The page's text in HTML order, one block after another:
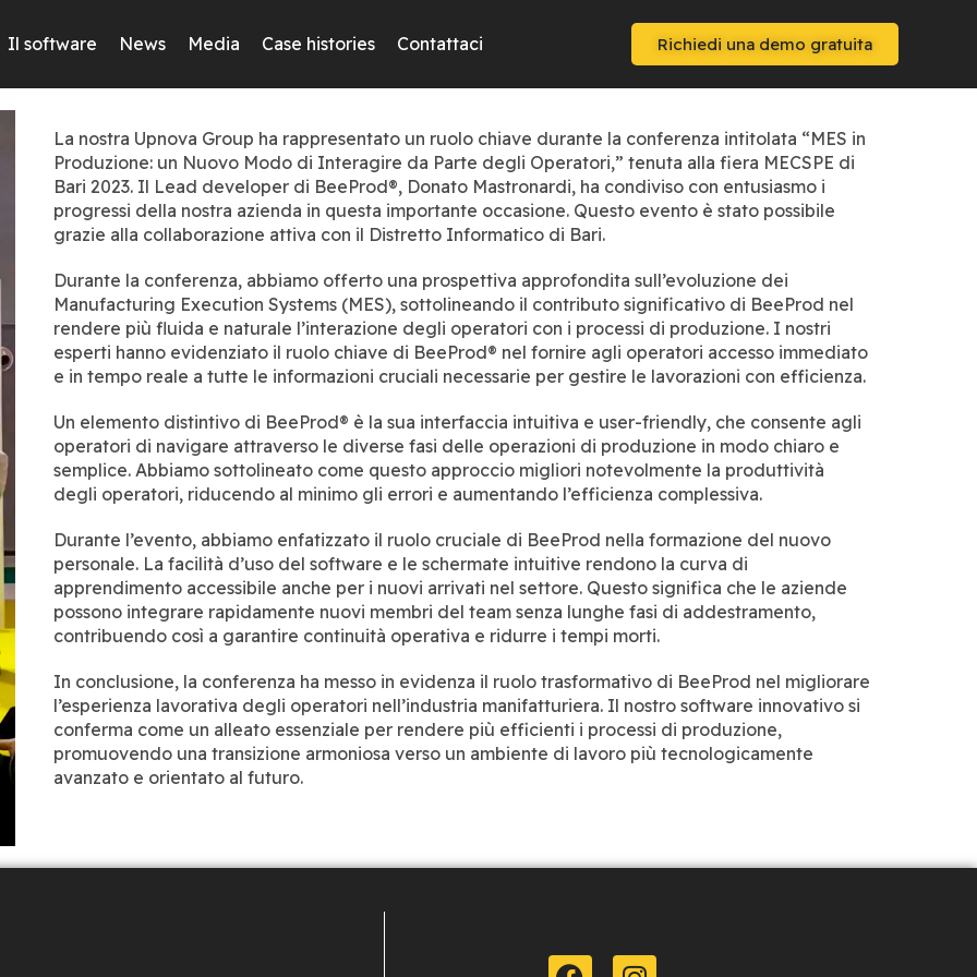
Il software News Media Case histories Contattaci Richiedi una demo gratuita
La nostra Upnova Group ha rappresentato un ruolo chiave durante la conferenza intitolata “MES in
Produzione: un Nuovo Modo di Interagire da Parte degli Operatori,” tenuta alla fiera MECSPE di
Bari 2023. Il Lead developer di BeeProd®, Donato Mastronardi, ha condiviso con entusiasmo i
progressi della nostra azienda in questa importante occasione. Questo evento è stato possibile
grazie alla collaborazione attiva con il Distretto Informatico di Bari.
Durante la conferenza, abbiamo offerto una prospettiva approfondita sull’evoluzione dei
Manufacturing Execution Systems (MES), sottolineando il contributo significativo di BeeProd nel
rendere più fluida e naturale l’interazione degli operatori con i processi di produzione. I nostri
esperti hanno evidenziato il ruolo chiave di BeeProd® nel fornire agli operatori accesso immediato
e in tempo reale a tutte le informazioni cruciali necessarie per gestire le lavorazioni con efficienza.
Un elemento distintivo di BeeProd® è la sua interfaccia intuitiva e user-friendly, che consente agli
operatori di navigare attraverso le diverse fasi delle operazioni di produzione in modo chiaro e
semplice. Abbiamo sottolineato come questo approccio migliori notevolmente la produttività
degli operatori, riducendo al minimo gli errori e aumentando l’efficienza complessiva.
Durante l’evento, abbiamo enfatizzato il ruolo cruciale di BeeProd nella formazione del nuovo
personale. La facilità d’uso del software e le schermate intuitive rendono la curva di
apprendimento accessibile anche per i nuovi arrivati nel settore. Questo significa che le aziende
possono integrare rapidamente nuovi membri del team senza lunghe fasi di addestramento,
contribuendo così a garantire continuità operativa e ridurre i tempi morti.
In conclusione, la conferenza ha messo in evidenza il ruolo trasformativo di BeeProd nel migliorare
l’esperienza lavorativa degli operatori nell’industria manifatturiera. Il nostro software innovativo si
conferma come un alleato essenziale per rendere più efficienti i processi di produzione,
promuovendo una transizione armoniosa verso un ambiente di lavoro più tecnologicamente
avanzato e orientato al futuro.